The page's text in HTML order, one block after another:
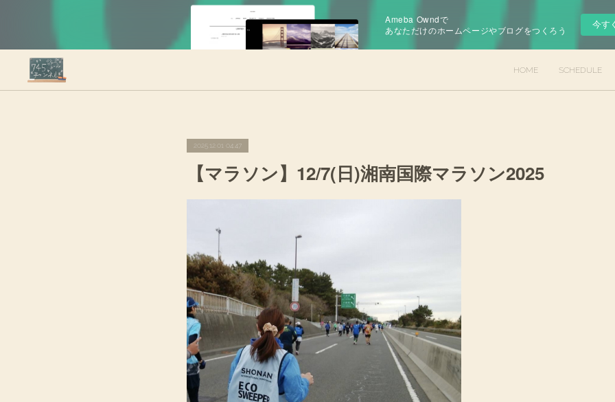
Ameba Owndで
あなただけのホームページやブログをつくろう
今す
HOME SCHEDULE
2025.12.01 04:47
【マラソン】12/7(日)湘南国際マラソン2025